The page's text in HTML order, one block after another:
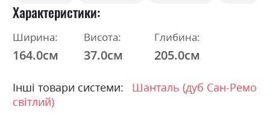
Характеристики
Ширина:
164.0см
Висота:
37.0см
Глибина:
205.0см
Інші товари системи:
Шанталь (дуб Сан-Ремо
світлий)